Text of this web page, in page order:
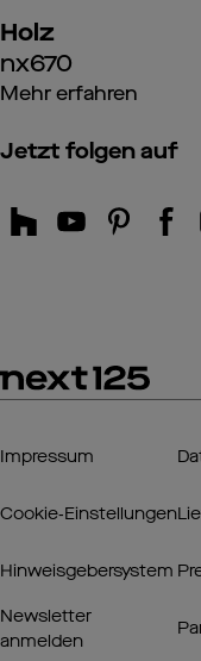
Holz
nx670
Mehr erfahren
Impressum
Cookie‑Einstellungen
Hinweisgebersystem
Newsletter
anmelden
Jetzt folgen auf